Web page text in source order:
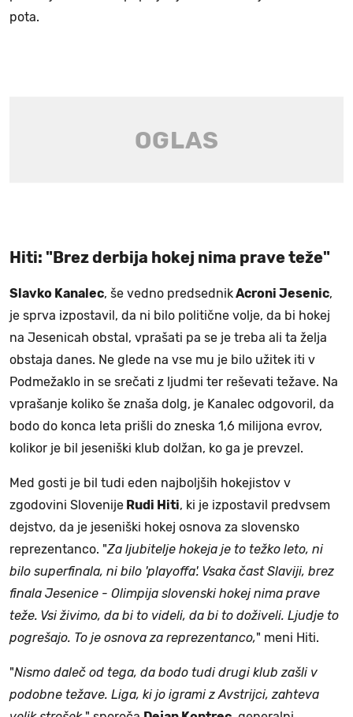
pota.
Hiti: "Brez derbija hokej nima prave teže"
Slavko Kanalec, še vedno predsednikAcroni Jesenic,
je sprva izpostavil, da ni bilo politične volje, da bi hokej
na Jesenicah obstal, vprašati pa se je treba ali ta želja
obstaja danes. Ne glede na vse mu je bilo užitek iti v
Podmežaklo in se srečati z ljudmi ter reševati težave. Na
vprašanje koliko še znaša dolg, je Kanalec odgovoril, da
bodo do konca leta prišli do zneska 1,6 milijona evrov,
kolikor je bil jeseniški klub dolžan, ko ga je prevzel.
Med gosti je bil tudi eden najboljših hokejistov v
zgodovini Slovenije Rudi Hiti, ki je izpostavil predvsem
dejstvo, da je jeseniški hokej osnova za slovensko
reprezentanco. "Za ljubitelje hokeja je to težko leto, ni
bilo superfinala, ni bilo 'playoffa'. Vsaka čast Slaviji, brez
finala Jesenice - Olimpija slovenski hokej nima prave
teže. Vsi živimo, da bi to videli, da bi to doživeli. Ljudje to
pogrešajo. To je osnova za reprezentanco," meni Hiti.
"Nismo daleč od tega, da bodo tudi drugi klub zašli v
podobne težave. Liga, ki jo igrami z Avstrijci, zahteva